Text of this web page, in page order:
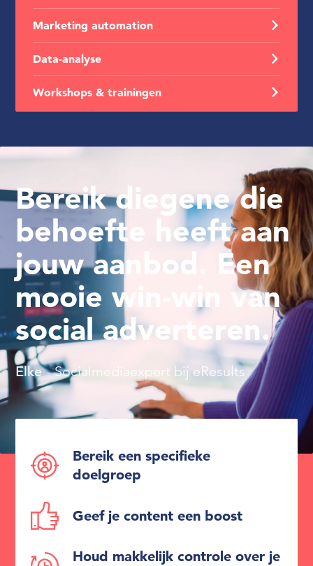
Marketing automation
Data-analyse
Workshops & trainingen
Bereik diegene die
behoefte heeft aan
jouw aanbod. Een
mooie win-win van
social adverteren.
Elke- Socialmediaexpert bij eResults
Bereik een specifieke
doelgroep
Geef je content een boost
Houd makkelijk controle over je